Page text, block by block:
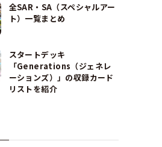
全SAR・SA（スペシャルアー
ト）一覧まとめ
スタートデッキ
「Generations（ジェネレ
ーションズ）」の収録カード
リストを紹介